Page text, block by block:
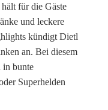
für die Gäste
und leckere
kündigt Dietl
an. Bei diesem
in bunte
Superhelden